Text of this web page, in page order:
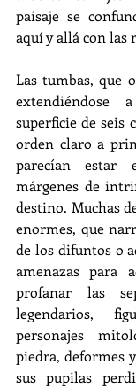
paisaje se
aquí y allá con las
Las tumbas, que
superficie de seis
orden claro a
parecían estar
márgenes de
destino. Muchas
enormes, que
de los difuntos o
amenazas para
profanar las
legendarios,
personajes
piedra, deformes
sus pupilas